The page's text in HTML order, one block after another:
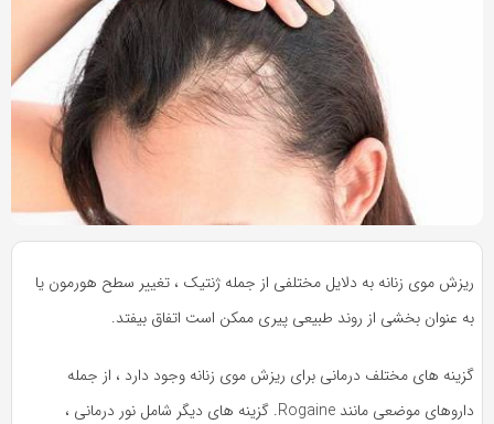
ریزش موی زنانه به دلایل مختلفی از جمله ژنتیک ، تغییر سطح هورمون یا
به عنوان بخشی از روند طبیعی پیری ممکن است اتفاق بیفتد.
گزینه های مختلف درمانی برای ریزش موی زنانه وجود دارد ، از جمله
داروهای موضعی مانند Rogaine. گزینه های دیگر شامل نور درمانی ،